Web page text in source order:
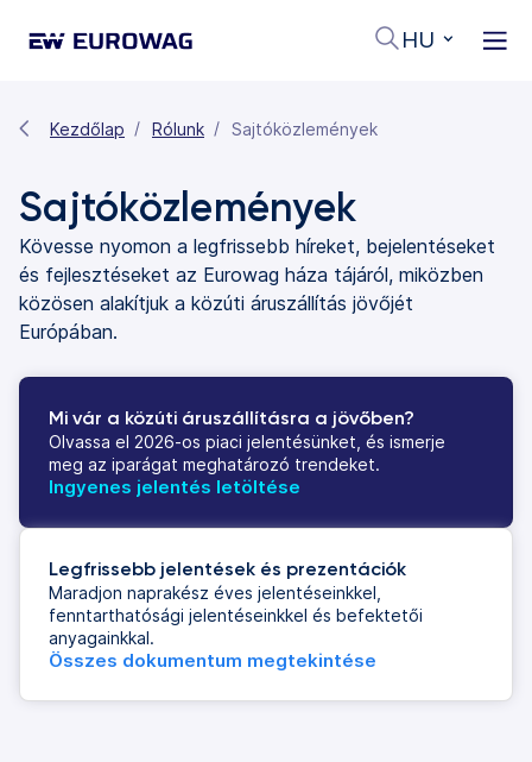
HU
Kezdőlap Rólunk Sajtóközlemények
Sajtóközlemények
Kövesse nyomon a legfrissebb híreket, bejelentéseket
és fejlesztéseket az Eurowag háza tájáról, miközben
közösen alakítjuk a közúti áruszállítás jövőjét
Európában.
Mi vár a közúti áruszállításra a jövőben?
Olvassa el 2026-os piaci jelentésünket, és ismerje
meg az iparágat meghatározó trendeket.
Ingyenes jelentés letöltése
Legfrissebb jelentések és prezentációk
Maradjon naprakész éves jelentéseinkkel,
fenntarthatósági jelentéseinkkel és befektetői
anyagainkkal.
Összes dokumentum megtekintése